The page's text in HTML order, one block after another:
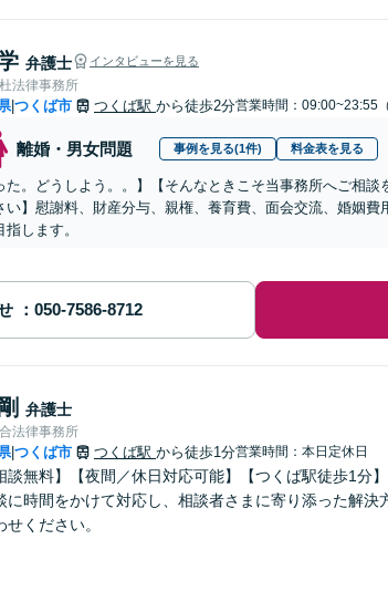
弁護士 インタビューを見る
法律事務所
|つくば市 つくば駅 から徒歩2分営業時間：09:00~23:55
離婚・男女問題 事例を見る(1件) 料金表を見る
た。どうしよう。。】【そんなときこそ当事務所へご相
い】慰謝料、財産分与、親権、養育費、面会交流、婚姻
指します。
弁護士
法律事務所
|つくば市 つくば駅 から徒歩1分営業時間：本日定休日
談無料】【夜間／休日対応可能】【つくば駅徒歩1
に時間をかけて対応し、相談者さまに寄り添った解
せください。